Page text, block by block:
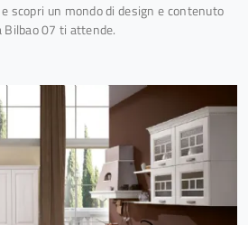
scopri un mondo di design e contenuto
Bilbao 07 ti attende.